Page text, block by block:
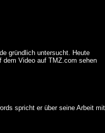
gründlich untersucht. Heute
dem Video auf TMZ.com sehen
spricht er über seine Arbeit mit